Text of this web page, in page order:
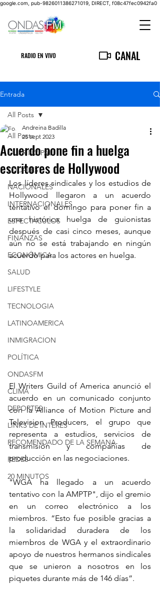
google.com, pub-9826011386271019, DIRECT, f08c47fec0942fa0
RADIO EN VIVO CANAL
Entrada
All Posts
LA PRINCIPAL
LOCALES
NACIONALES
INTERNACIONALES
ESPECTACULOS
FINANZAS
ECONÓMICA
SALUD
LIFESTYLE
TECNOLOGIA
LATINOAMERICA
INMIGRACION
POLÍTICA
ONDASFM
CLIMA
DEPORTES
LINKS DE INTERES
RECOMENDADO DE LA SEMANA
REDES
20 MINUTOS
All Posts
Acuerdo pone fin a huelga
escritores de Hollywood
Andreina Badilla
25 sept 2023
Los líderes sindicales y los estudios de
Hollywood llegaron a un acuerdo
tentativo el domingo para poner fin a
una histórica huelga de guionistas
después de casi cinco meses, aunque
aún no se está trabajando en ningún
acuerdo para los actores en huelga.
El Writers Guild of America anunció el
acuerdo en un comunicado conjunto
con la Alliance of Motion Picture and
Television Producers, el grupo que
representa a estudios, servicios de
transmisión y compañías de
producción en las negociaciones.
"WGA ha llegado a un acuerdo
tentativo con la AMPTP", dijo el gremio
en un correo electrónico a los
miembros. “Esto fue posible gracias a
la solidaridad duradera de los
miembros de WGA y el extraordinario
apoyo de nuestros hermanos sindicales
que se unieron a nosotros en los
piquetes durante más de 146 días”.